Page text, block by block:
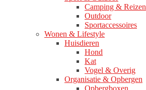
Camping & Reizen
Outdoor
Sportaccessoires
Wonen & Lifestyle
Huisdieren
Hond
Kat
Vogel & Overig
Organisatie & Opbergen
Opbergboxen